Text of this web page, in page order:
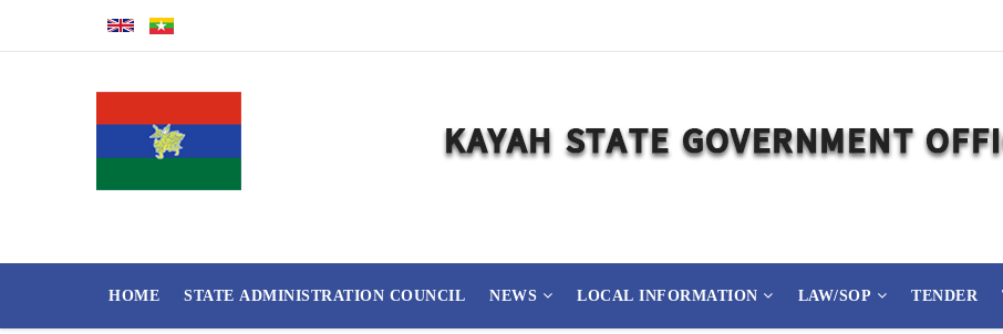
MAIN
HOME STATE ADMINISTRATION COUNCIL NEWS LOCAL INFORMATION LAW/SOP TENDER